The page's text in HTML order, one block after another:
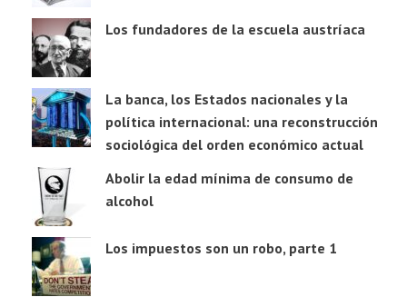
Los fundadores de la escuela austríaca
La banca, los Estados nacionales y la
política internacional: una reconstrucción
sociológica del orden económico actual
Abolir la edad mínima de consumo de
alcohol
Los impuestos son un robo, parte 1